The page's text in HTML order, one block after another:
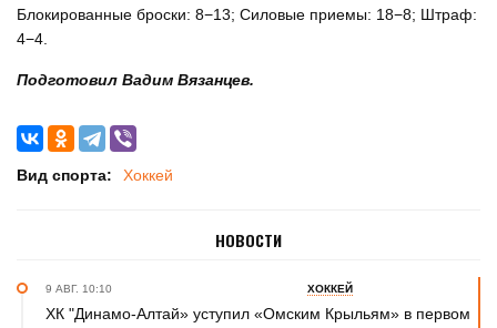
Блокированные броски: 8−13; Силовые приемы: 18−8; Штраф:
4−4.
Подготовил Вадим Вязанцев.
Вид спорта: Хоккей
НОВОСТИ
9 АВГ. 10:10 ХОККЕЙ
ХК "Динамо-Алтай» уступил «Омским Крыльям» в первом